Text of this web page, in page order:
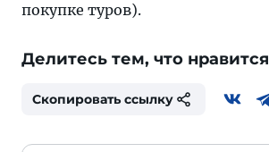
покупке туров).
Делитесь тем, что нравится
Скопировать ссылку